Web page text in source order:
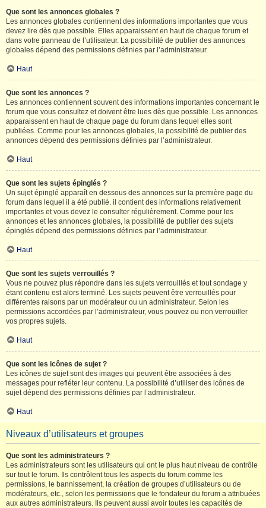
Que sont les annonces globales ?
Les annonces globales contiennent des informations importantes que vous
devez lire dès que possible. Elles apparaissent en haut de chaque forum et
dans votre panneau de l’utilisateur. La possibilité de publier des annonces
globales dépend des permissions définies par l’administrateur.
Haut
Que sont les annonces ?
Les annonces contiennent souvent des informations importantes concernant le
forum que vous consultez et doivent être lues dès que possible. Les annonces
apparaissent en haut de chaque page du forum dans lequel elles sont
publiées. Comme pour les annonces globales, la possibilité de publier des
annonces dépend des permissions définies par l’administrateur.
Haut
Que sont les sujets épinglés ?
Un sujet épinglé apparaît en dessous des annonces sur la première page du
forum dans lequel il a été publié. il contient des informations relativement
importantes et vous devez le consulter régulièrement. Comme pour les
annonces et les annonces globales, la possibilité de publier des sujets
épinglés dépend des permissions définies par l’administrateur.
Haut
Que sont les sujets verrouillés ?
Vous ne pouvez plus répondre dans les sujets verrouillés et tout sondage y
étant contenu est alors terminé. Les sujets peuvent être verrouillés pour
différentes raisons par un modérateur ou un administrateur. Selon les
permissions accordées par l’administrateur, vous pouvez ou non verrouiller
vos propres sujets.
Haut
Que sont les icônes de sujet ?
Les icônes de sujet sont des images qui peuvent être associées à des
messages pour refléter leur contenu. La possibilité d’utiliser des icônes de
sujet dépend des permissions définies par l’administrateur.
Haut
Niveaux d’utilisateurs et groupes
Que sont les administrateurs ?
Les administrateurs sont les utilisateurs qui ont le plus haut niveau de contrôle
sur tout le forum. Ils contrôlent tous les aspects du forum comme les
permissions, le bannissement, la création de groupes d’utilisateurs ou de
modérateurs, etc., selon les permissions que le fondateur du forum a attribuées
aux autres administrateurs. Ils peuvent aussi avoir toutes les capacités de